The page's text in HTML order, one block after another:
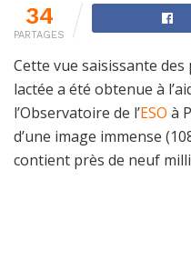
34
PARTAGES
Cette vue saisissante
lactée a été obtenue à
l’Observatoire de l’ESO à
d’une image immense
contient près de neuf